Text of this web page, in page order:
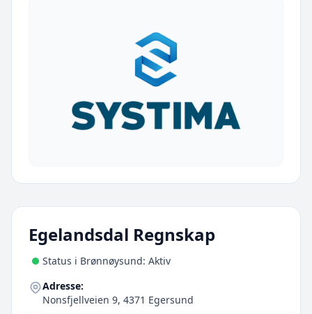
Egelandsdal Regnskap
Status i Brønnøysund: Aktiv
Adresse:
Nonsfjellveien 9, 4371 Egersund